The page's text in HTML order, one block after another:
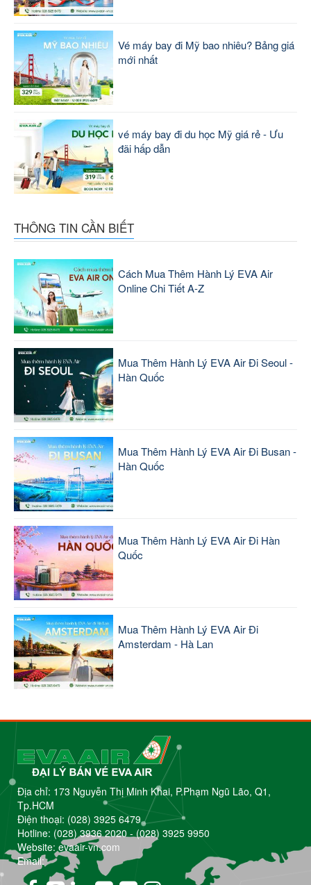
Vé máy bay đi Mỹ bao nhiêu? Bảng giá
mới nhất
vé máy bay đi du học Mỹ giá rẻ - Ưu
đãi hấp dẫn
THÔNG TIN CẦN BIẾT
Cách Mua Thêm Hành Lý EVA Air
Online Chi Tiết A-Z
Mua Thêm Hành Lý EVA Air Đi Seoul -
Hàn Quốc
Mua Thêm Hành Lý EVA Air Đi Busan -
Hàn Quốc
Mua Thêm Hành Lý EVA Air Đi Hàn
Quốc
Mua Thêm Hành Lý EVA Air Đi
Amsterdam - Hà Lan
Địa chỉ: 173 Nguyễn Thị Minh Khai, P.Phạm Ngũ Lão, Q1,
Tp.HCM
Điện thoại: (028) 3925 6479
Hotline: (028) 3936 2020-(028) 3925 9950
Website: evaair-vn.com
Email: